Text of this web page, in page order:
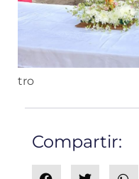
tro
Compartir: